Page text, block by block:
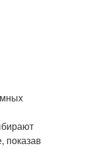
показав